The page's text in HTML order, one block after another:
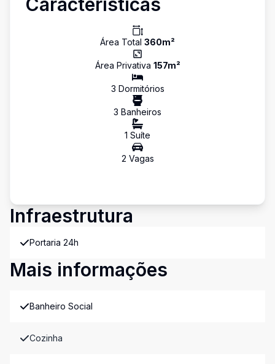
Área Total 360m²
Área Privativa 157m²
3 Dormitórios
3 Banheiros
1 Suíte
2 Vagas
Infraestrutura
Portaria 24h
Mais informações
Banheiro Social
Cozinha